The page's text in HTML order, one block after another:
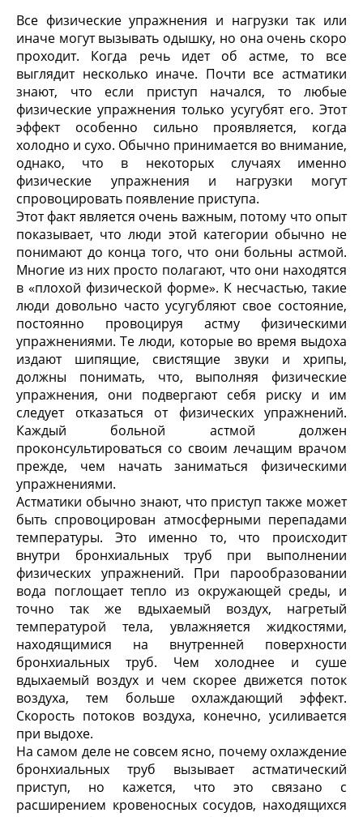
Все физические упражнения и нагрузки так или
иначе могут вызывать одышку, но она очень скоро
проходит. Когда речь идет об астме, то все
выглядит несколько иначе. Почти все астматики
знают, что если приступ начался, то любые
физические упражнения только усугубят его. Этот
эффект особенно сильно проявляется, когда
холодно и сухо. Обычно принимается во внимание,
однако, что в некоторых случаях именно
физические упражнения и нагрузки могут
спровоцировать появление приступа.
Этот факт является очень важным, потому что опыт
показывает, что люди этой категории обычно не
понимают до конца того, что они больны астмой.
Многие из них просто полагают, что они находятся
в «плохой физической форме». К несчастью, такие
люди довольно часто усугубляют свое состояние,
постоянно провоцируя астму физическими
упражнениями. Те люди, которые во время выдоха
издают шипящие, свистящие звуки и хрипы,
должны понимать, что, выполняя физические
упражнения, они подвергают себя риску и им
следует отказаться от физических упражнений.
Каждый больной астмой должен
проконсультироваться со своим лечащим врачом
прежде, чем начать заниматься физическими
упражнениями.
Астматики обычно знают, что приступ также может
быть спровоцирован атмосферными перепадами
температуры. Это именно то, что происходит
внутри бронхиальных труб при выполнении
физических упражнений. При парообразовании
вода поглощает тепло из окружающей среды, и
точно так же вдыхаемый воздух, нагретый
температурой тела, увлажняется жидкостями,
находящимися на внутренней поверхности
бронхиальных труб. Чем холоднее и суше
вдыхаемый воздух и чем скорее движется поток
воздуха, тем больше охлаждающий эффект.
Скорость потоков воздуха, конечно, усиливается
при выдохе.
На самом деле не совсем ясно, почему охлаждение
бронхиальных труб вызывает астматический
приступ, но кажется, что это связано с
расширением кровеносных сосудов, находящихся